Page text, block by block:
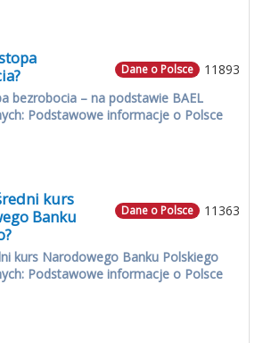
11893
Dane o Polsce
bezrobocia – na podstawie BAEL
Podstawowe informacje o Polsce
11363
Dane o Polsce
kurs
Banku
kurs Narodowego Banku Polskiego
Podstawowe informacje o Polsce